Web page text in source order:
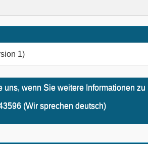
1)
uns, wenn Sie weitere Informationen
(Wir sprechen deutsch)